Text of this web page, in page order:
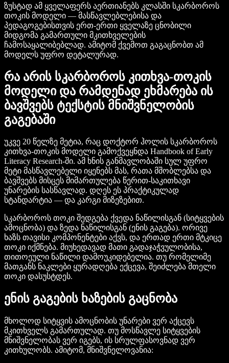
ზუსტად ამ ყველაფერს აერთიანებს კლასში სკარბოროს
თოკის მოდელი — მასწავლებლებისა და
პედაგოგებისთვის ერთ-ერთი ყველაზე ცნობილი
მიდგომა გამართული მკითხველების
ჩამოსაყალიბებლად. ამიტომ ქვემოთ გაგაცნობთ ამ
მოდელს უფრო დეტალურად.
რა არის სკარბოროს კითხვა-თოკის
მოდელი და რამდენად ეხმარება ის
ბავშვებს ტექსტის მნიშვნელობის
გაგებაში
უკვე 20 წელზე მეტია, რაც დოქტორ ჰოლის სკარბოროს
კითხვა-თოკის მოდელი გამოქვეყნდა Handbook of Early
Literacy Research-ში. ამ ხნის განმავლობაში სულ უფრო
მეტი მასწავლებელი იყენებს მას, რათა მშობლებსა და
ბავშვებს მისცეს მიმართულება წერით-საკითხავი
უნარების სასწავლად. დღეს ეს პრაქტიკულად
სტანდარტია — და კარგი მიზეზებით.
სკარბოროს თოკი შედგება ქვედა ნაწილისგან (სიტყვების
ამოცნობა) და ზედა ნაწილისგან (ენის გაგება). ორივე
ხაზს თავისი კომპონენტები აქვს, და ერთად ერთი მტკიცე
თოკი იქმნება. მიუხედავად მათი გადაჯაჭვულობისა,
თითოეული ნაწილი დამოუკიდებელია. თუ რომელიმე
მათგანს ნაკლები ყურადღება ექცევა, შეიძლება მთელი
თოკი დასუსტდეს.
ენის გაგების ხაზების გაცნობა
მხოლოდ სიტყვის ამოცნობის უნარები ვერ აქცევს
მკითხველს გამართულად. თუ მოსწავლე სიტყვების
მნიშვნელობას ვერ იგებს, ის სრულფასოვნად ვერ
კითხულობს. ამიტომ, მნიშვნელოვანია: